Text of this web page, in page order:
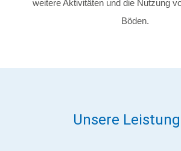
weitere Aktivitäten und die Nutzung
Böden.
Unsere